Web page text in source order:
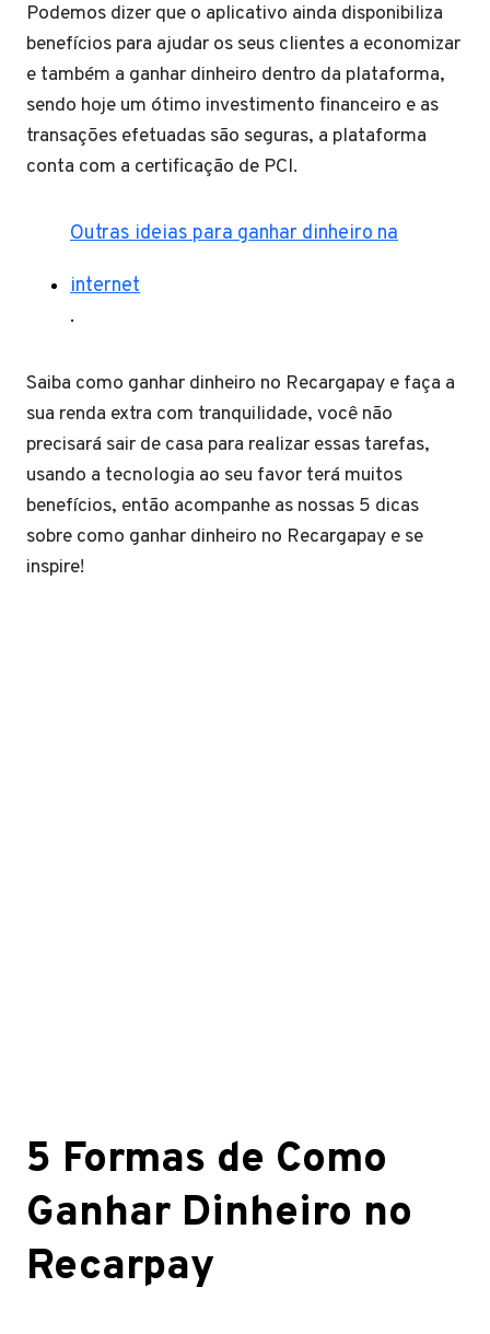
Podemos dizer que o aplicativo ainda disponibiliza
benefícios para ajudar os seus clientes a economizar
e também a ganhar dinheiro dentro da plataforma,
sendo hoje um ótimo investimento financeiro e as
transações efetuadas são seguras, a plataforma
conta com a certificação de PCI.
Outras ideias para ganhar dinheiro na
internet
.
Saiba como ganhar dinheiro no Recargapay e faça a
sua renda extra com tranquilidade, você não
precisará sair de casa para realizar essas tarefas,
usando a tecnologia ao seu favor terá muitos
benefícios, então acompanhe as nossas 5 dicas
sobre como ganhar dinheiro no Recargapay e se
inspire!
5 Formas de Como
Ganhar Dinheiro no
Recarpay